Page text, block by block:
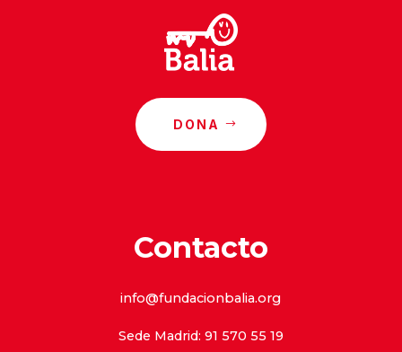
DONA
Contacto
info@fundacionbalia.org
Sede Madrid: 91 570 55 19